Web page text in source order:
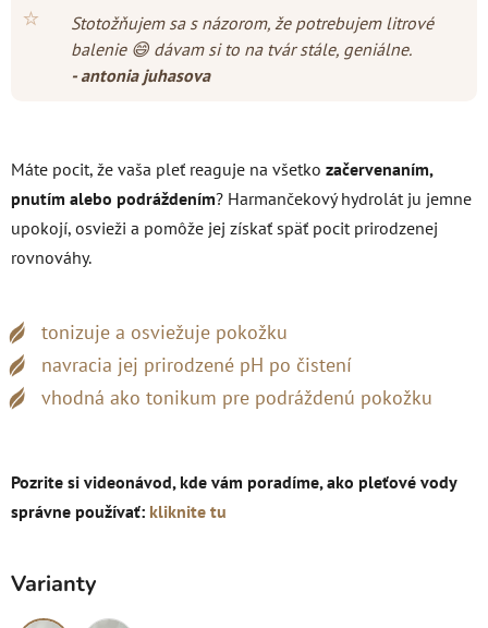
⭐
Stotožňujem sa s názorom, že potrebujem litrové
balenie 😄 dávam si to na tvár stále, geniálne.
- antonia juhasova
Máte pocit, že vaša pleť reaguje na všetko začervenaním,
pnutím alebo podráždením? Harmančekový hydrolát ju jemne
upokojí, osvieži a pomôže jej získať späť pocit prirodzenej
rovnováhy.
tonizuje a osviežuje pokožku
navracia jej prirodzené pH po čistení
vhodná ako tonikum pre podráždenú pokožku
Pozrite si videonávod, kde vám poradíme, ako pleťové vody
správne používať: kliknite tu
Varianty